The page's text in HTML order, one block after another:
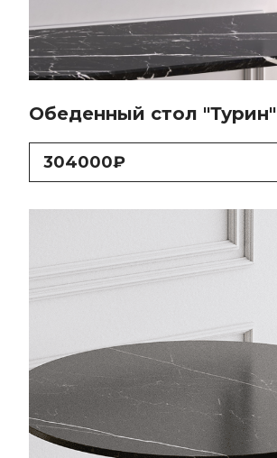
Обеденный стол "Турин"
304000₽